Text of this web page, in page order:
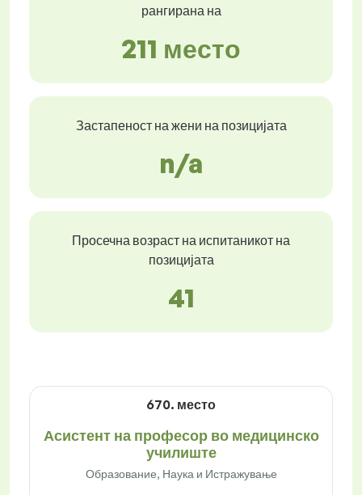
рангирана на
211 место
Застапеност на жени на позицијата
n/a
Просечна возраст на испитаникот на
позицијата
41
670. место
Асистент на професор во медицинско
училиште
Образование, Наука и Истражување